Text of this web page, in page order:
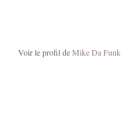
Voir le profil deMike Da Funk